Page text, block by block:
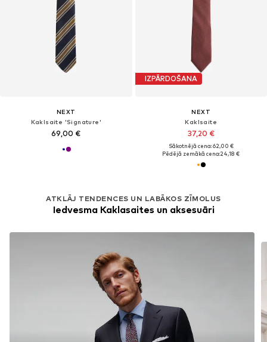
NEXT
Kaklsaite 'Signature'
69,00 €
IZPĀRDOŠANA
NEXT
Kaklsaite
37,20 €
Sākotnējā cena: 62,00 €
Pēdējā zemākā cena:24,18 €
ATKLĀJ TENDENCES UN LABĀKOS ZĪMOLUS
Iedvesma Kaklasaites un aksesuāri